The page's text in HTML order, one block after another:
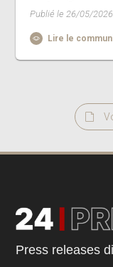
Publié le 26/05/
Lire le
Press releases